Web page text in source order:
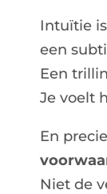
Intuïtie
een
Een
Je voelt
En
Niet de